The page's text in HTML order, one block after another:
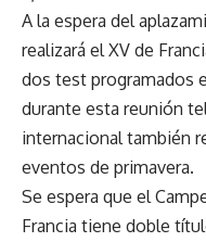
A la espera del
realizará el XV de
dos test programados
durante esta reunión
internacional también
eventos de primavera.
Se espera que el
Francia tiene doble